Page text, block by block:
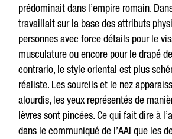
prédominait dans l’empire romain.
travaillait sur la base des attributs
personnes avec force détails pour le
musculature ou encore pour le drapé
contrario, le style oriental est plus
réaliste. Les sourcils et le nez
alourdis, les yeux représentés de
lèvres sont pincées. Ce qui fait dire à
dans le communiqué de l’AAI que les